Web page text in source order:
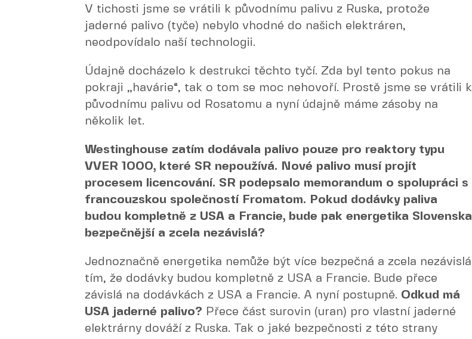
V tichosti jsme se vrátili k původnímu palivu z Ruska, protože
jaderné palivo (tyče) nebylо vhodné do našich elektráren,
neodpovídalo naší technologii.
Údajně docházelo k destrukci těchto tyčí. Zda byl tento pokus na
pokraji „havárie“, tak o tom se moc nehovoří. Prostě jsme se vrátili k
původnímu palivu od Rosatomu a nyní údajně máme zásoby na
několik let.
Westinghouse zatím dodávala palivo pouze pro reaktory typu
VVER 1000, které SR nepoužívá. Nové palivo musí projít
procesem licencování. SR podepsalo memorandum o spolupráci s
francouzskou společností Fromatom. Pokud dodávky paliva
budou kompletně z USA a Francie, bude pak energetika Slovenska
bezpečnější a zcela nezávislá?
Jednoznačně energetika nemůže být více bezpečná a zcela nezávislá
tím, že dodávky budou kompletně z USA a Francie. Bude přece
závislá na dodávkách z USA a Francie. A nyní postupně. Odkud má
USA jaderné palivo? Přece část surovin (uran) pro vlastní jaderné
elektrárny dováží z Ruska. Tak o jaké bezpečnosti z této strany